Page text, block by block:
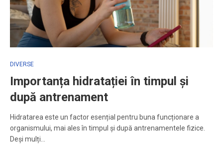
DIVERSE
Importanța hidratației în timpul și
după antrenament
Hidratarea este un factor esențial pentru buna funcționare a
organismului, mai ales în timpul și după antrenamentele fizice.
Deși mulți…